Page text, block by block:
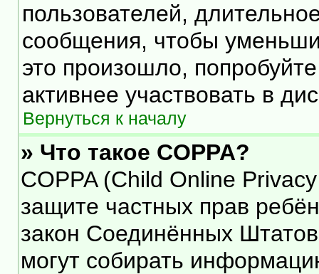
пользователей,
сообщения, чтобы
это произошло,
активнее участвовать в
Вернуться к началу
» Что такое COPPA?
COPPA (Child Online
защите частных прав
закон Соединённых
могут собирать